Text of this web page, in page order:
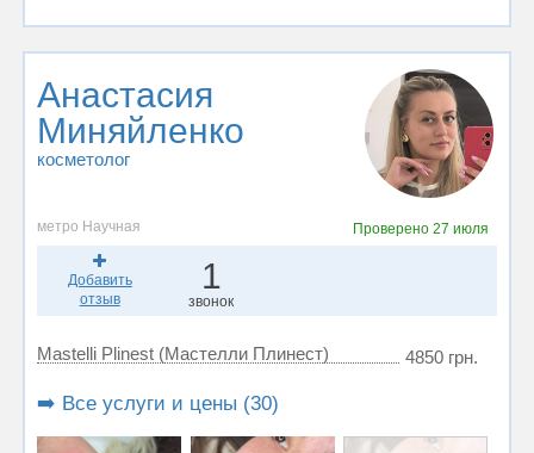
Анастасия
Миняйленко
косметолог
метро Научная Проверено 27 июля
Добавить
отзыв
1
звонок
Mastelli Plinest (Мастелли Плинест) 4850 грн.
➡️ Все услуги и цены (30)